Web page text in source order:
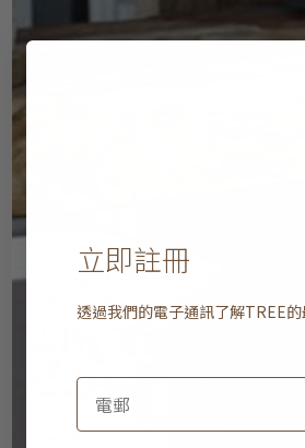
立即註冊
透過我們的電子通訊了解TREE